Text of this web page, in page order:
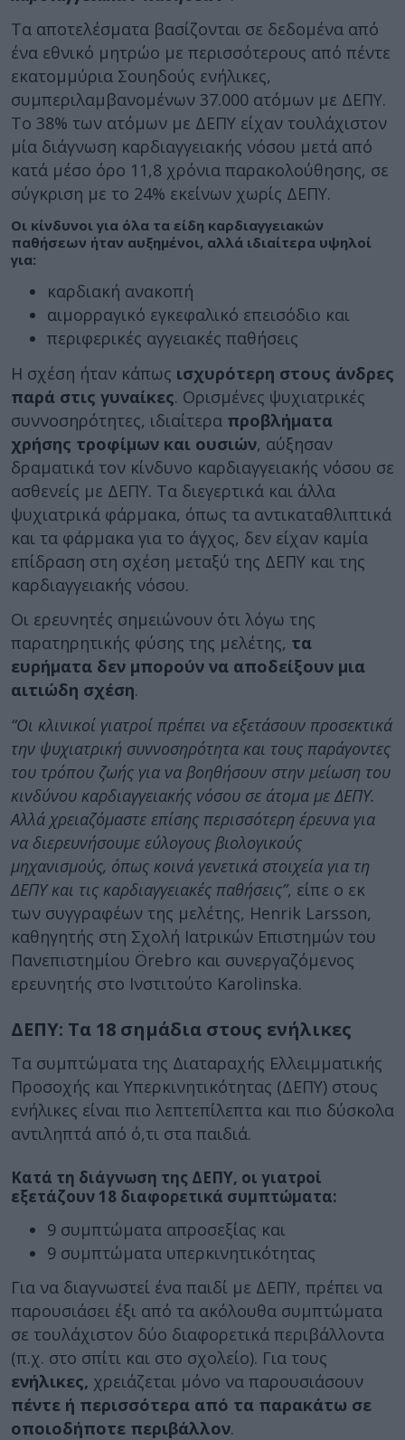
Τα αποτελέσματα βασίζονται σε δεδομένα από
ένα εθνικό μητρώο με περισσότερους από πέντε
εκατομμύρια Σουηδούς ενήλικες,
συμπεριλαμβανομένων 37.000 ατόμων με ΔΕΠΥ.
Το 38% των ατόμων με ΔΕΠΥ είχαν τουλάχιστον
μία διάγνωση καρδιαγγειακής νόσου μετά από
κατά μέσο όρο 11,8 χρόνια παρακολούθησης, σε
σύγκριση με το 24% εκείνων χωρίς ΔΕΠΥ.
Οι κίνδυνοι για όλα τα είδη καρδιαγγειακών
παθήσεων ήταν αυξημένοι, αλλά ιδιαίτερα υψηλοί
για:
καρδιακή ανακοπή
αιμορραγικό εγκεφαλικό επεισόδιο και
περιφερικές αγγειακές παθήσεις
Η σχέση ήταν κάπως ισχυρότερη στους άνδρες
παρά στις γυναίκες. Ορισμένες ψυχιατρικές
συννοσηρότητες, ιδιαίτερα προβλήματα
χρήσης τροφίμων και ουσιών, αύξησαν
δραματικά τον κίνδυνο καρδιαγγειακής νόσου σε
ασθενείς με ΔΕΠΥ. Τα διεγερτικά και άλλα
ψυχιατρικά φάρμακα, όπως τα αντικαταθλιπτικά
και τα φάρμακα για το άγχος, δεν είχαν καμία
επίδραση στη σχέση μεταξύ της ΔΕΠΥ και της
καρδιαγγειακής νόσου.
Οι ερευνητές σημειώνουν ότι λόγω της
παρατηρητικής φύσης της μελέτης, τα
ευρήματα δεν μπορούν να αποδείξουν μια
αιτιώδη σχέση.
“Οι κλινικοί γιατροί πρέπει να εξετάσουν προσεκτικά
την ψυχιατρική συννοσηρότητα και τους παράγοντες
του τρόπου ζωής για να βοηθήσουν στην μείωση του
κινδύνου καρδιαγγειακής νόσου σε άτομα με ΔΕΠΥ.
Αλλά χρειαζόμαστε επίσης περισσότερη έρευνα για
να διερευνήσουμε εύλογους βιολογικούς
μηχανισμούς, όπως κοινά γενετικά στοιχεία για τη
ΔΕΠΥ και τις καρδιαγγειακές παθήσεις”, είπε ο εκ
των συγγραφέων της μελέτης, Henrik Larsson,
καθηγητής στη Σχολή Ιατρικών Επιστημών του
Πανεπιστημίου Örebro και συνεργαζόμενος
ερευνητής στο Ινστιτούτο Karolinska.
ΔΕΠΥ: Τα 18 σημάδια στους ενήλικες
Τα συμπτώματα της Διαταραχής Ελλειμματικής
Προσοχής και Υπερκινητικότητας (ΔΕΠΥ) στους
ενήλικες είναι πιο λεπτεπίλεπτα και πιο δύσκολα
αντιληπτά από ό,τι στα παιδιά.
Κατά τη διάγνωση της ΔΕΠΥ, οι γιατροί
εξετάζουν 18 διαφορετικά συμπτώματα:
9 συμπτώματα απροσεξίας και
9 συμπτώματα υπερκινητικότητας
Για να διαγνωστεί ένα παιδί με ΔΕΠΥ, πρέπει να
παρουσιάσει έξι από τα ακόλουθα συμπτώματα
σε τουλάχιστον δύο διαφορετικά περιβάλλοντα
(π.χ. στο σπίτι και στο σχολείο). Για τους
ενήλικες, χρειάζεται μόνο να παρουσιάσουν
πέντε ή περισσότερα από τα παρακάτω σε
οποιοδήποτε περιβάλλον.